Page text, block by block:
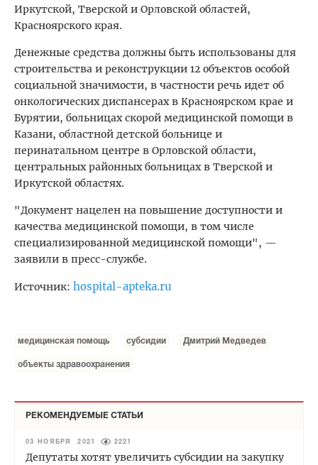
Иркутской, Тверской и Орловской областей,
Красноярского края.
Денежные средства должны быть использованы для
строительства и реконструкции 12 объектов особой
социальной значимости, в частности речь идет об
онкологических диспансерах в Красноярском крае и
Бурятии, больницах скорой медицинской помощи в
Казани, областной детской больнице и
перинатальном центре в Орловской области,
центральных районных больницах в Тверской и
Иркутской областях.
"Документ нацелен на повышение доступности и
качества медицинской помощи, в том числе
специализированной медицинской помощи", —
заявили в пресс-службе.
Источник: hospital-apteka.ru
медицинская помощь субсидии Дмитрий Медведев
объекты здравоохранения
РЕКОМЕНДУЕМЫЕ СТАТЬИ
03 НОЯБРЯ 2021 2221
Депутаты хотят увеличить субсидии на закупку